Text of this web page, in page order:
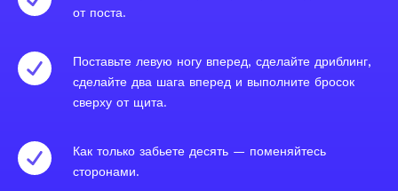
от поста.
Поставьте левую ногу вперед, сделайте дриблинг,
сделайте два шага вперед и выполните бросок
сверху от щита.
Как только забьете десять — поменяйтесь
сторонами.